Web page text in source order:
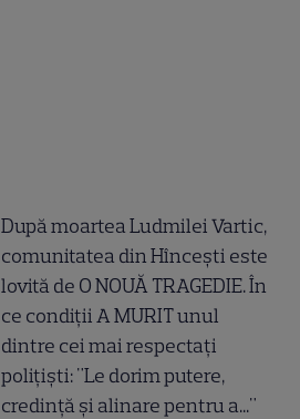
După moartea Ludmilei Vartic,
comunitatea din Hîncești este
lovită de O NOUĂ TRAGEDIE. În
ce condiții A MURIT unul
dintre cei mai respectați
polițiști: "Le dorim putere,
credință și alinare pentru a..."